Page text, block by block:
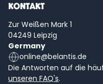
KONTAKT
Zur Weißen Mark 1
04249 Leipzig
Germany
online@belantis.de
Die Antworten auf die
unseren FAQ's.